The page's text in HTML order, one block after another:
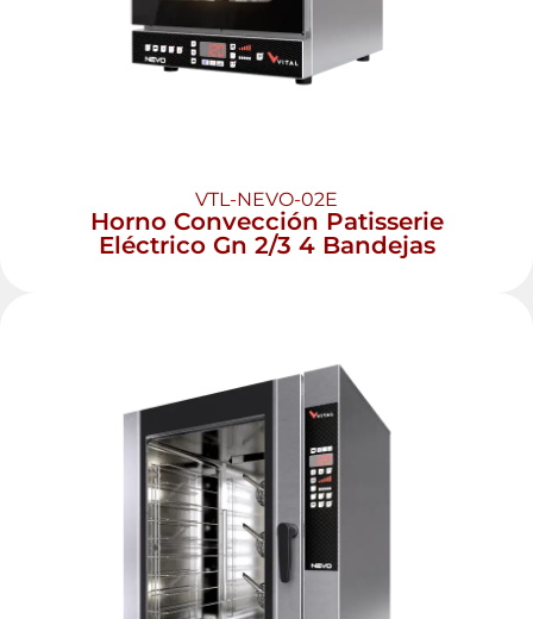
VTL-NEVO-02E
Horno Convección Patisserie
Eléctrico Gn 2/3 4 Bandejas